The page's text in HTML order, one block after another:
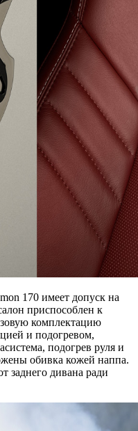
170 имеет допуск на
приспособлен к
комплектацию
и подогревом,
подогрев руля и
обивка кожей наппа.
заднего дивана ради